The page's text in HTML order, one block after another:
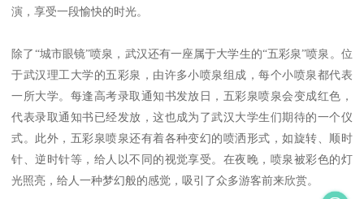
演，享受一段愉快的时光。
除了“城市眼镜”喷泉，武汉还有一座属于大学生的“五彩泉”喷泉。位
于武汉理工大学的五彩泉，由许多小喷泉组成，每个小喷泉都代表
一所大学。每逢高考录取通知书发放日，五彩泉喷泉会变成红色，
代表录取通知书已经发放，这也成为了武汉大学生们期待的一个仪
式。此外，五彩泉喷泉还有着各种变幻的喷洒形式，如旋转、顺时
针、逆时针等，给人以不同的视觉享受。在夜晚，喷泉被彩色的灯
光照亮，给人一种梦幻般的感觉，吸引了众多游客前来欣赏。